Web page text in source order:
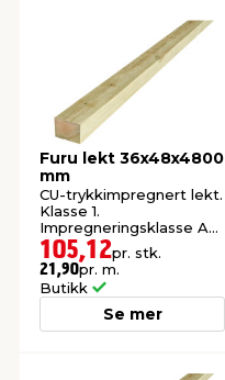
Furu lekt 36x48x4800
mm
CU-trykkimpregnert lekt.
Klasse 1.
Impregneringsklasse AB.
105,12pr. stk.
21,90pr. m.
Butikk
Se mer